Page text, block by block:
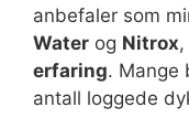
anbefaler som
Water og Nitrox
erfaring. Mange
antall loggede